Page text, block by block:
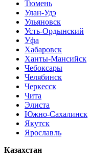
Тюмень
Улан-Удэ
Ульяновск
Усть-Ордынский
Уфа
Хабаровск
Ханты-Мансийск
Чебоксары
Челябинск
Черкесск
Чита
Элиста
Южно-Сахалинск
Якутск
Ярославль
Казахстан